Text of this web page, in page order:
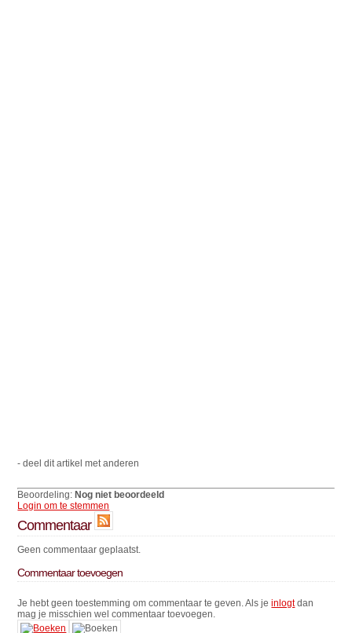
- deel dit artikel met anderen
Beoordeling:Nog niet beoordeeld
Login om te stemmen
Commentaar
Geen commentaar geplaatst.
Commentaar toevoegen
Je hebt geen toestemming om commentaar te geven. Als jeinlogtdan
mag je misschien wel commentaar toevoegen.